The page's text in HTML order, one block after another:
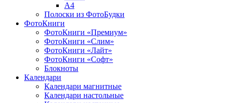
A4
Полоски из ФотоБудки
ФотоКниги
ФотоКниги «Премиум»
ФотоКниги «Слим»
ФотоКниги «Лайт»
ФотоКниги «Софт»
Блокноты
Календари
Календари магнитные
Календари настольные